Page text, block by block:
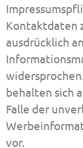
Kontaktdaten
ausdrücklich
behalten sich
Falle der
vor.